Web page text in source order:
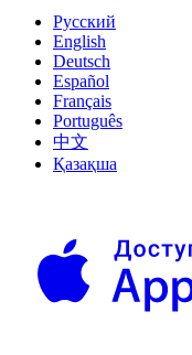
Русский
English
Deutsch
Español
Français
Português
中文
Қазақша